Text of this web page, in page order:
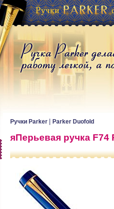
Ручки Parker Parker Duofold
яПерьевая ручка